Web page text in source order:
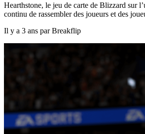
Hearthstone, le jeu de carte de Blizzard sur
continu de rassembler des joueurs et des
Il y a 3 ans par Breakflip